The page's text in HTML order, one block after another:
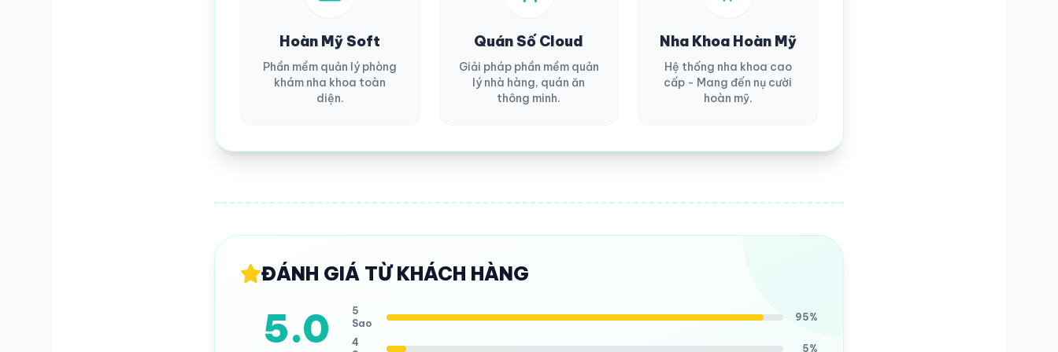
Hoàn Mỹ Soft
Phần mềm quản lý phòng
khám nha khoa toàn
diện.
Quán Số Cloud
Giải pháp phần mềm quản
lý nhà hàng, quán ăn
thông minh.
Nha Khoa Hoàn Mỹ
Hệ thống nha khoa cao
cấp - Mang đến nụ cười
hoàn mỹ.
ĐÁNH GIÁ TỪ KHÁCH HÀNG
5.0
5
Sao
95%
4
5%